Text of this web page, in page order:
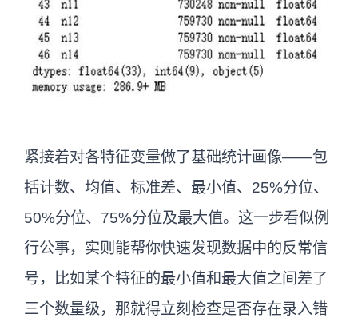
紧接着对各特征变量做了基础统计画像——包
括计数、均值、标准差、最小值、25%分位、
50%分位、75%分位及最大值。这一步看似例
行公事，实则能帮你快速发现数据中的反常信
号，比如某个特征的最小值和最大值之间差了
三个数量级，那就得立刻检查是否存在录入错